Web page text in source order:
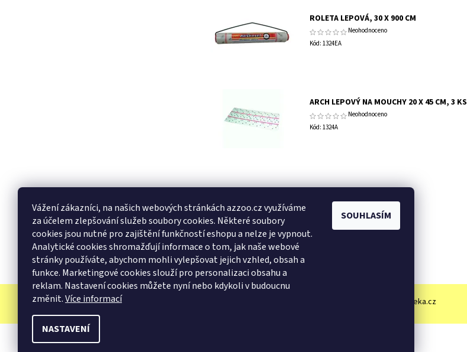
ROLETA LEPOVÁ, 30 X 900 CM
Neohodnoceno
Kód: 1324EA
ARCH LEPOVÝ NA MOUCHY 20 X 45 CM, 3 KS
Neohodnoceno
Kód: 1324A
Buďte první, kdo napíše příspěvek k této položce.
Přidat komentář
Buďte první, kdo napíše příspěvek k této položce.
Přidat hodnocení
Heureka.cz
Vážení zákazníci, na našich webových stránkách azzoo.cz využíváme
za účelem zlepšování služeb soubory cookies. Některé soubory
cookies jsou nutné pro zajištění funkčností eshopu a nelze je vypnout.
Analytické cookies shromažďují informace o tom, jak naše webové
stránky používáte, abychom mohli vylepšovat jejich vzhled, obsah a
funkce. Marketingové cookies slouží pro personalizaci obsahu a
reklam. Nastavení cookies můžete nyní nebo kdykoli v budoucnu
změnit.Více informací
NASTAVENÍ
SOUHLASÍM